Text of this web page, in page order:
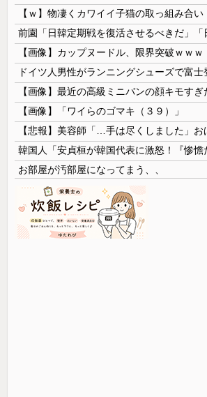
【ｗ】物凄くカワイイ子猫の取っ組み合い
【画像】カップヌードル、限界突破ｗｗｗ
【画像】最近の高級ミニバンの顔キモすぎ
【画像】「ワイらのゴマキ（３９）」
【悲報】美容師「…手は尽くしました」
お部屋が汚部屋になってまう、、